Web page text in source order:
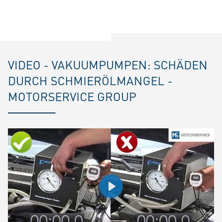
VIDEO - VAKUUMPUMPEN: SCHÄDEN
DURCH SCHMIERÖLMANGEL -
MOTORSERVICE GROUP
Play